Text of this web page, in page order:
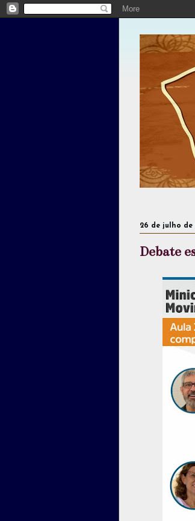
26 de julho de
Debate